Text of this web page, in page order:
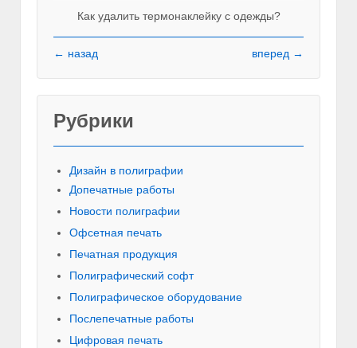
Как удалить термонаклейку с одежды?
← назад вперед →
Рубрики
Дизайн в полиграфии
Допечатные работы
Новости полиграфии
Офсетная печать
Печатная продукция
Полиграфический софт
Полиграфическое оборудование
Послепечатные работы
Цифровая печать